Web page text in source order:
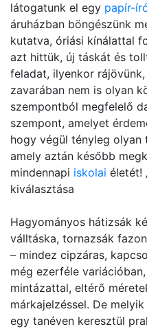
látogatunk el egy papír-
áruházban böngészünk
kutatva, óriási kínálattal
azt hittük, új táskát és
feladat, ilyenkor
zavarában nem is olyan
szempontból megfelelő
szempont, amelyet
hogy végül tényleg olyan
amely aztán később
mindennapi iskolai életét!
kiválasztása
Hagyományos hátizsák
válltáska, tornazsák
– mindez cipzáras,
még ezerféle
mintázattal, eltérő
márkajelzéssel. De
egy tanéven keresztül